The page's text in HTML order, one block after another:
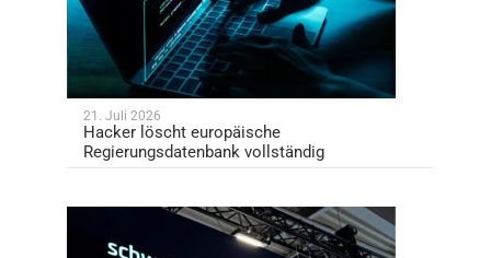
21. Juli 2026
Hacker löscht europäische
Regierungsdatenbank vollständig